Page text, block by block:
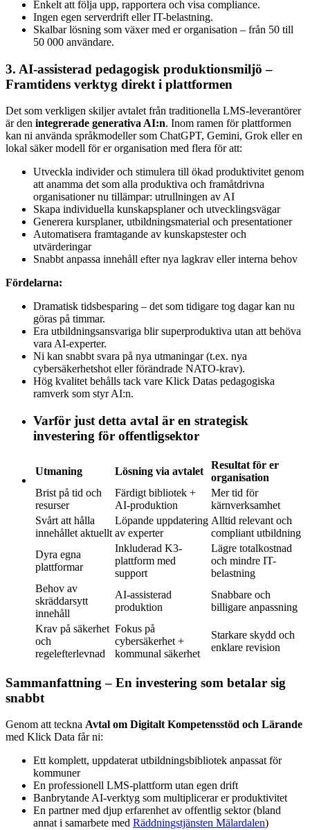
Enkelt att följa upp, rapportera och visa compliance.
Ingen egen serverdrift eller IT-belastning.
Skalbar lösning som växer med er organisation – från 50 till
50 000 användare.
3. AI-assisterad pedagogisk produktionsmiljö –
Framtidens verktyg direkt i plattformen
Det som verkligen skiljer avtalet från traditionella LMS-leverantörer
är den integrerade generativa AI:n. Inom ramen för plattformen
kan ni använda språkmodeller som ChatGPT, Gemini, Grok eller en
lokal säker modell för er organisation med flera för att:
Utveckla individer och stimulera till ökad produktivitet genom
att anamma det som alla produktiva och framåtdrivna
organisationer nu tillämpar: utrullningen av AI
Skapa individuella kunskapsplaner och utvecklingsvägar
Generera kursplaner, utbildningsmaterial och presentationer
Automatisera framtagande av kunskapstester och
utvärderingar
Snabbt anpassa innehåll efter nya lagkrav eller interna behov
Fördelarna:
Dramatisk tidsbesparing – det som tidigare tog dagar kan nu
göras på timmar.
Era utbildningsansvariga blir superproduktiva utan att behöva
vara AI-experter.
Ni kan snabbt svara på nya utmaningar (t.ex. nya
cybersäkerhetshot eller förändrade NATO-krav).
Hög kvalitet behålls tack vare Klick Datas pedagogiska
ramverk som styr AI:n.
Varför just detta avtal är en strategisk
investering för offentligsektor
Utmaning Lösning via avtalet
Resultat för er
organisation
Brist på tid och
resurser
Färdigt bibliotek +
AI-produktion
Mer tid för
kärnverksamhet
Svårt att hålla
innehållet aktuellt
Löpande uppdatering
av experter
Alltid relevant och
compliant utbildning
Dyra egna
plattformar
Inkluderad K3-
plattform med
support
Lägre totalkostnad
och mindre IT-
belastning
Behov av
skräddarsytt
innehåll
AI-assisterad
produktion
Snabbare och
billigare anpassning
Krav på säkerhet
och
regelefterlevnad
Fokus på
cybersäkerhet +
kommunal säkerhet
Starkare skydd och
enklare revision
Sammanfattning – En investering som betalar sig
snabbt
Genom att teckna Avtal om Digitalt Kompetensstöd och Lärande
med Klick Data får ni:
Ett komplett, uppdaterat utbildningsbibliotek anpassat för
kommuner
En professionell LMS-plattform utan egen drift
Banbrytande AI-verktyg som multiplicerar er produktivitet
En partner med djup erfarenhet av offentlig sektor (bland
annat i samarbete med Räddningstjänsten Mälardalen)